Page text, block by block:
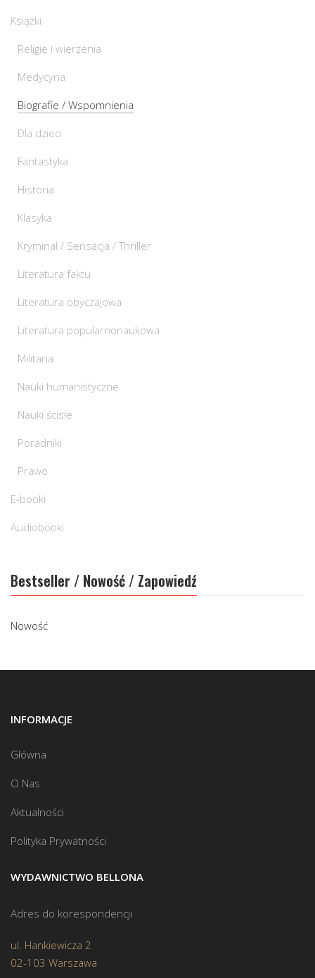
Książki
Religie i wierzenia
Medycyna
Biografie / Wspomnienia
Dla dzieci
Fantastyka
Historia
Klasyka
Kryminał / Sensacja / Thriller
Literatura faktu
Literatura obyczajowa
Literatura popularnonaukowa
Militaria
Nauki humanistyczne
Nauki ścisłe
Poradniki
Prawo
E-booki
Audiobooki
Bestseller / Nowość / Zapowiedź
Nowość
INFORMACJE
Główna
O Nas
Aktualności
Polityka Prywatności
WYDAWNICTWO BELLONA
Adres do korespondencji
ul. Hankiewicza 2
02-103 Warszawa